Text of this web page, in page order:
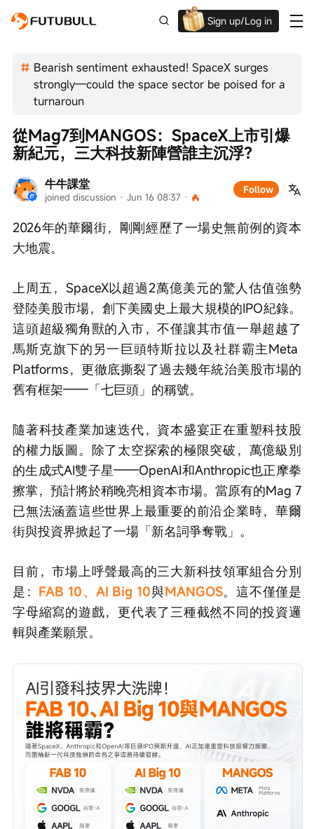
Sign up/Log in
Bearish sentiment exhausted! SpaceX surges
strongly—could the space sector be poised for a
turnaroun
牛牛課堂
joined discussion · Jun 16 08:37 ·
Follow
從Mag7到MANGOS：SpaceX上市引爆
新紀元，三大科技新陣營誰主沉浮？
2026年的華爾街，剛剛經歷了一場史無前例的資本
大地震。
上周五，SpaceX以超過2萬億美元的驚人估值強勢
登陸美股市場，創下美國史上最大規模的IPO紀錄。
這頭超級獨角獸的入市，不僅讓其市值一舉超越了
馬斯克旗下的另一巨頭特斯拉以及社群霸主Meta
Platforms，更徹底撕裂了過去幾年統治美股市場的
舊有框架——「七巨頭」的稱號。
隨著科技產業加速迭代，資本盛宴正在重塑科技股
的權力版圖。除了太空探索的極限突破，萬億級別
的生成式AI雙子星——OpenAI和Anthropic也正摩拳
擦掌，預計將於稍晚亮相資本市場。當原有的Mag 7
已無法涵蓋這些世界上最重要的前沿企業時，華爾
街與投資界掀起了一場「新名詞爭奪戰」。
目前，市場上呼聲最高的三大新科技領軍組合分別
是： FAB 10、AI Big 10與MANGOS。這不僅僅是
字母縮寫的遊戲，更代表了三種截然不同的投資邏
輯與產業願景。